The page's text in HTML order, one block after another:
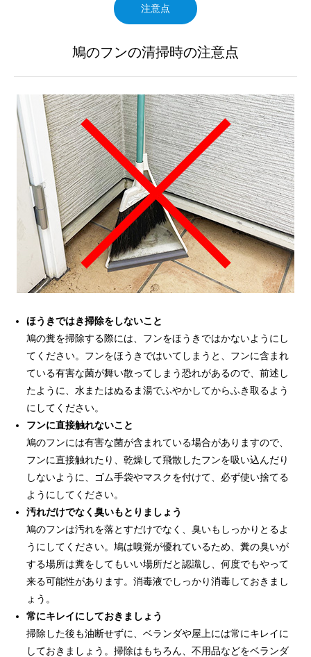
注意点
鳩のフンの清掃時の注意点
ほうきではき掃除をしないこと
鳩の糞を掃除する際には、フンをほうきではかないようにし
てください。フンをほうきではいてしまうと、フンに含まれ
ている有害な菌が舞い散ってしまう恐れがあるので、前述し
たように、水またはぬるま湯でふやかしてからふき取るよう
にしてください。
フンに直接触れないこと
鳩のフンには有害な菌が含まれている場合がありますので、
フンに直接触れたり、乾燥して飛散したフンを吸い込んだり
しないように、ゴム手袋やマスクを付けて、必ず使い捨てる
ようにしてください。
汚れだけでなく臭いもとりましょう
鳩のフンは汚れを落とすだけでなく、臭いもしっかりとるよ
うにしてください。鳩は嗅覚が優れているため、糞の臭いが
する場所は糞をしてもいい場所だと認識し、何度でもやって
来る可能性があります。消毒液でしっかり消毒しておきまし
ょう。
常にキレイにしておきましょう
掃除した後も油断せずに、ベランダや屋上には常にキレイに
しておきましょう。掃除はもちろん、不用品などをベランダ